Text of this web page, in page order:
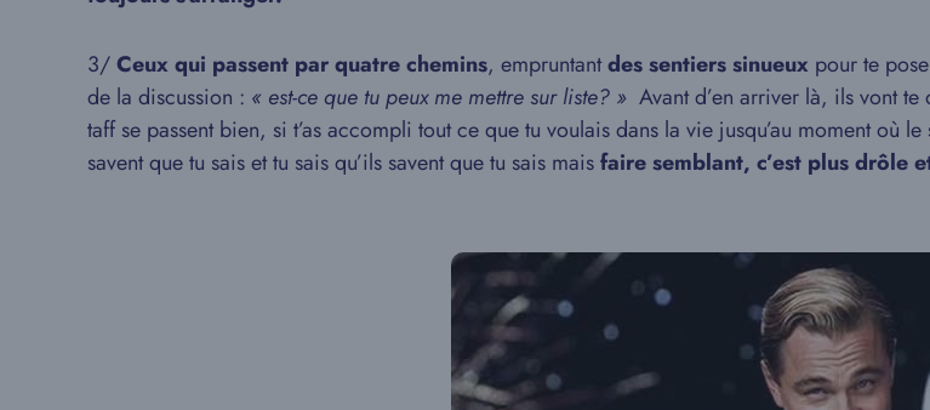
3/Ceux qui passent par quatre chemins, empruntantdes sentiers sinueux pour te
de la discussion : « est-ce que tu peux me mettre sur liste? » Avant d’en arriver là, ils vont
taff se passent bien, si t’as accompli tout ce que tu voulais dans la vie jusqu’au moment où le
savent que tu sais et tu sais qu’ils savent que tu sais maisfaire semblant, c’est plus drôle